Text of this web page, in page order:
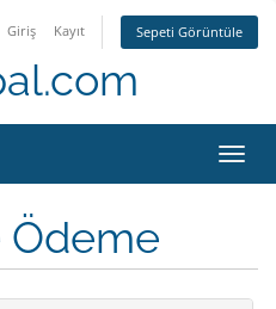
Giriş Kayıt Sepeti Görüntüle
Ödeme